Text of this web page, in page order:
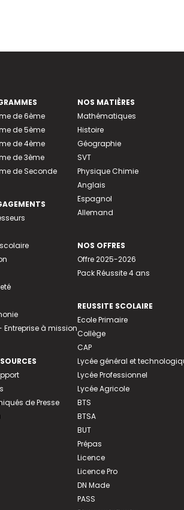
de 6ème
de 5ème
de 4ème
de 3ème
de Seconde
Entreprise à mission
de Presse
NOS MATIÈRES
Mathématiques
Histoire
Géographie
SVT
Physique Chimie
Anglais
Espagnol
Allemand
NOS OFFRES
Offre 2025-2026
Pack Réussite 4 ans
REUSSITE SCOLAIRE
Ecole Primaire
Collège
CAP
Lycée général et
Lycée Professionnel
Lycée Agricole
BTS
BTSA
BUT
Prépas
Licence
Licence Pro
DN Made
PASS